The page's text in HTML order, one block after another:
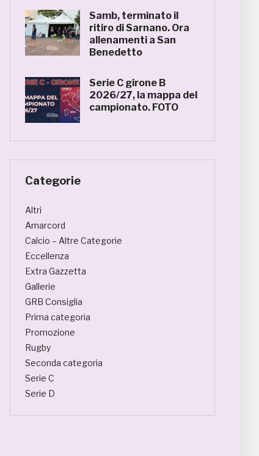
Samb, terminato il
ritiro di Sarnano. Ora
allenamenti a San
Benedetto
Serie C girone B
2026/27, la mappa del
campionato. FOTO
Categorie
Altri
Amarcord
Calcio – Altre Categorie
Eccellenza
Extra Gazzetta
Gallerie
GRB Consiglia
Prima categoria
Promozione
Rugby
Seconda categoria
Serie C
Serie D